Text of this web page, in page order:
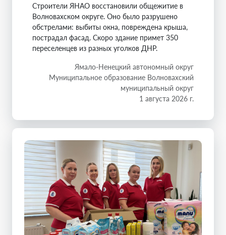
Строители ЯНАО восстановили общежитие в
Волновахском округе. Оно было разрушено
обстрелами: выбиты окна, повреждена крыша,
пострадал фасад. Скоро здание примет 350
переселенцев из разных уголков ДНР.
Ямало-Ненецкий автономный округ
Муниципальное образование Волновахский
муниципальный округ
1 августа 2026 г.